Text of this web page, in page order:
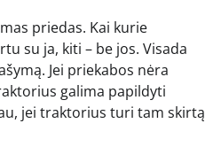
priedas. Kai kurie
su ja, kiti – be jos. Visada
Jei priekabos nėra
galima papildyti
jei traktorius turi tam skirtą